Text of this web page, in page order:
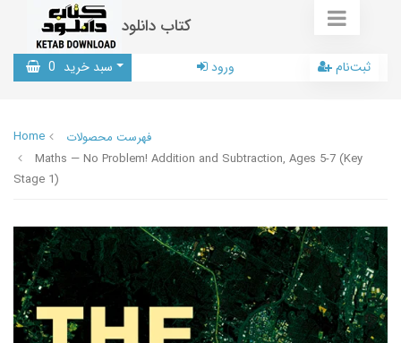
کتاب دانلود
سبد خرید 0 ورود ثبت‌نام
Home
فهرست محصولات
Maths — No Problem! Addition and Subtraction, Ages 5-7 (Key
Stage 1)